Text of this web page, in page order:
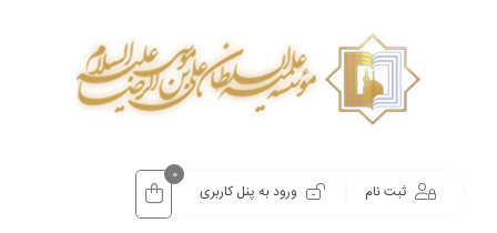
ثبت نام ورود به پنل کاربری
0